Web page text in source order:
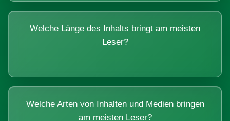
Welche Länge des Inhalts bringt am meisten
Leser?
Welche Arten von Inhalten und Medien bringen
am meisten Leser?